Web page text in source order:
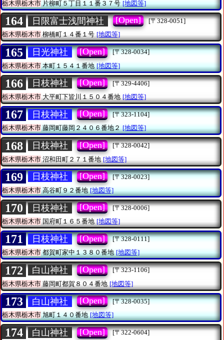
栃木県栃木市片柳町５丁目１１番３７号 [地図等]
164 日限富士浅間神社 [Open]
[〒328-0051]
栃木県栃木市柳橋町１４番１号 [地図等]
165 日光神社 [Open]
[〒328-0034]
栃木県栃木市本町１５４１番地 [地図等]
166 日枝神社 [Open]
[〒329-4406]
栃木県栃木市 大平町下皆川１５０４番地 [地図等]
167 日枝神社 [Open]
[〒323-1104]
栃木県栃木市藤岡町藤岡２４０６番地２ [地図等]
168 日枝神社 [Open]
[〒328-0042]
栃木県栃木市 沼和田町２７１番地 [地図等]
169 日枝神社 [Open]
[〒328-0023]
栃木県栃木市高谷町９２番地 [地図等]
170 日枝神社 [Open]
[〒328-0006]
栃木県栃木市国府町１６５番地 [地図等]
171 日枝神社 [Open]
[〒328-0111]
栃木県栃木市都賀町家中１３８０番地 [地図等]
172 白山神社 [Open]
[〒323-1106]
栃木県栃木市 藤岡町都賀８０４番地 [地図等]
173 白山神社 [Open]
[〒328-0035]
栃木県栃木市旭町１４０番地 [地図等]
174 白山神社 [Open]
[〒322-0604]